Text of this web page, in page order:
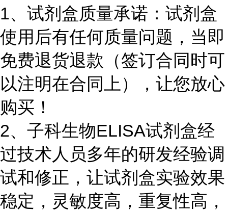
1、试剂盒质量承诺：试剂盒
使用后有任何质量问题，当即
免费退货退款（签订合同时可
以注明在合同上），让您放心
购买！
2、子科生物ELISA试剂盒经
过技术人员多年的研发经验调
试和修正，让试剂盒实验效果
稳定，灵敏度高，重复性高，